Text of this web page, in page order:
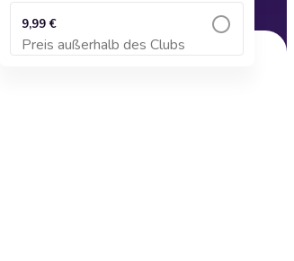
9,99 €
Preis außerhalb des Clubs
Zum Warenkorb hinzufügen